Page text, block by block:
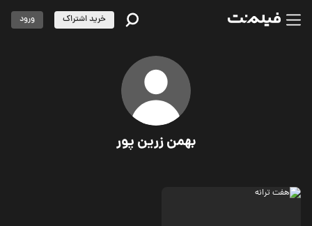
بهمن زرین پور
خرید اشتراک ورود